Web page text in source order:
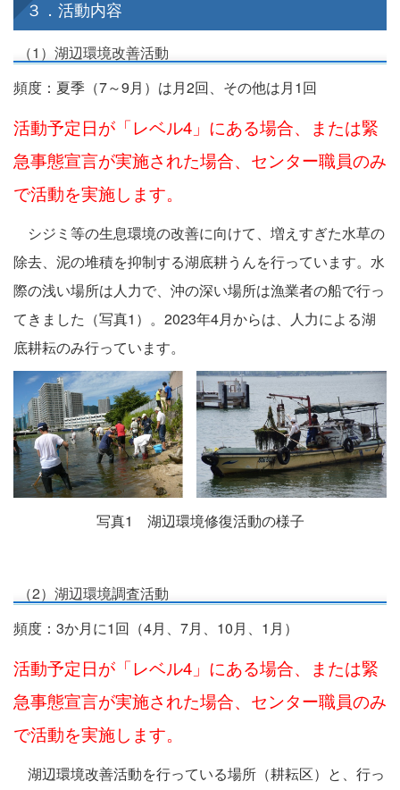
３．活動内容
（1）湖辺環境改善活動
頻度：夏季（7～9月）は月2回、その他は月1回
活動予定日が「レベル4」にある場合、または緊
急事態宣言が実施された場合、センター職員のみ
で活動を実施します。
シジミ等の生息環境の改善に向けて、増えすぎた水草の
除去、泥の堆積を抑制する湖底耕うんを行っています。水
際の浅い場所は人力で、沖の深い場所は漁業者の船で行っ
てきました（写真1）。2023年4月からは、人力による湖
底耕耘のみ行っています。
写真1 湖辺環境修復活動の様子
（2）湖辺環境調査活動
頻度：3か月に1回（4月、7月、10月、1月）
活動予定日が「レベル4」にある場合、または緊
急事態宣言が実施された場合、センター職員のみ
で活動を実施します。
湖辺環境改善活動を行っている場所（耕耘区）と、行っ